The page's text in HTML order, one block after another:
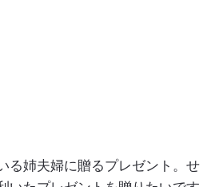
る姉夫婦に贈るプレゼント。せ